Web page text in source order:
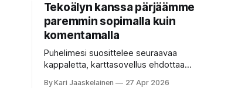
Tekoälyn kanssa pärjäämme
paremmin sopimalla kuin
komentamalla
Puhelimesi suosittelee seuraavaa
kappaletta, karttasovellus ehdottaa
puolestasi, mitä olit ehkä sanomassa.
By Kari Jaaskelainen 27 Apr 2026